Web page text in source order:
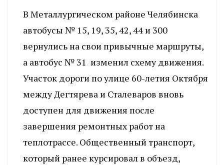
В Металлургическом районе Челябинска
автобусы № 15, 19, 35, 42, 44 и 300
вернулись на свои привычные маршруты,
а автобус № 31 изменил схему движения.
Участок дороги по улице 60-летия Октября
между Дегтярева и Сталеваров вновь
доступен для движения после
завершения ремонтных работ на
теплотрассе. Общественный транспорт,
который ранее курсировал в объезд,